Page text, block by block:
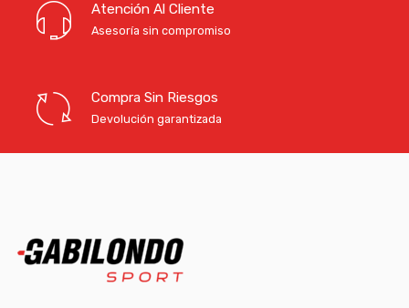
Atención Al Cliente
Asesoría sin compromiso
Compra Sin Riesgos
Devolución garantizada